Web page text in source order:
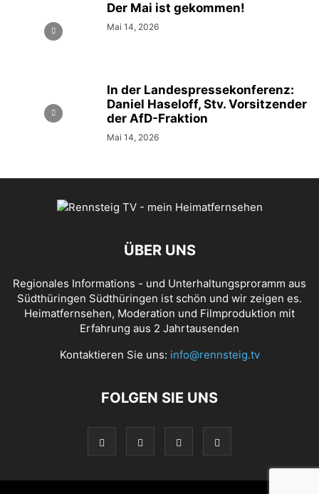
Der Mai ist gekommen!
Mai 14, 2026
In der Landespressekonferenz:
Daniel Haseloff, Stv. Vorsitzender
der AfD-Fraktion
Mai 14, 2026
ÜBER UNS
Regionales Informations - und Unterhaltungsproramm aus
Südthüringen Südthüringen ist schön und wir zeigen es.
Heimatfernsehen, Moderation und Filmproduktion mit
Erfahrung aus 2 Jahrtausenden
Kontaktieren Sie uns: info@rennsteig.tv
FOLGEN SIE UNS